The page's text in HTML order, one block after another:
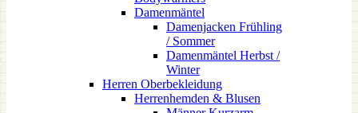
Damenmäntel
Damenjacken Frühling
/ Sommer
Damenmäntel Herbst /
Winter
Herren Oberbekleidung
Herrenhemden & Blusen